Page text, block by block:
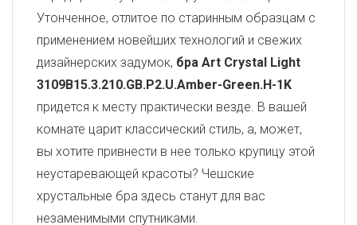
Утонченное, отлитое по старинным образцам с
применением новейших технологий и свежих
дизайнерских задумок, бра Art Crystal Light
3109B15.3.210.GB.P2.U.Amber-Green.H-1K
придется к месту практически везде. В вашей
комнате царит классический стиль, а, может,
вы хотите привнести в нее только крупицу этой
неустаревающей красоты? Чешские
хрустальные бра здесь станут для вас
незаменимыми спутниками.